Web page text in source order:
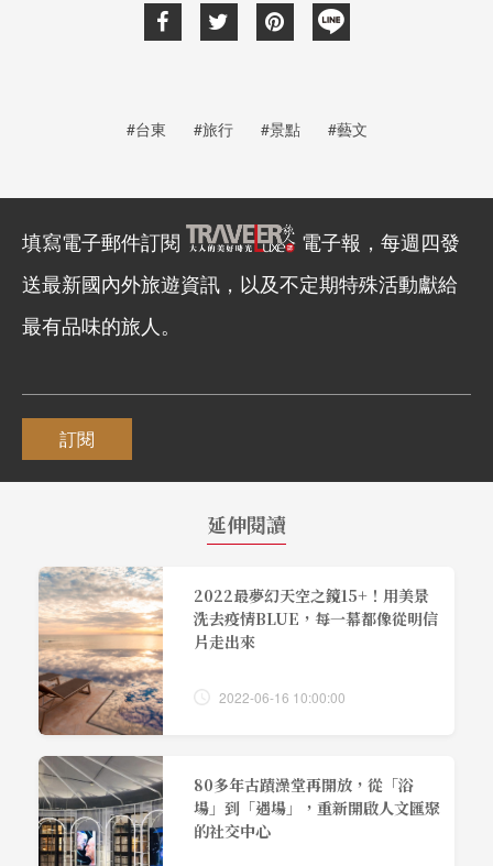
#台東 #旅行 #景點 #藝文
填寫電子郵件訂閱
電子報，每週四發
送最新國內外旅遊資訊，以及不定期特殊活動獻給
最有品味的旅人。
訂閱
延伸閱讀
2022最夢幻天空之鏡15+！用美景
洗去疫情BLUE，每一幕都像從明信
片走出來
2022-06-16 10:00:00
80多年古蹟澡堂再開放，從「浴
場」到「遇場」，重新開啟人文匯聚
的社交中心